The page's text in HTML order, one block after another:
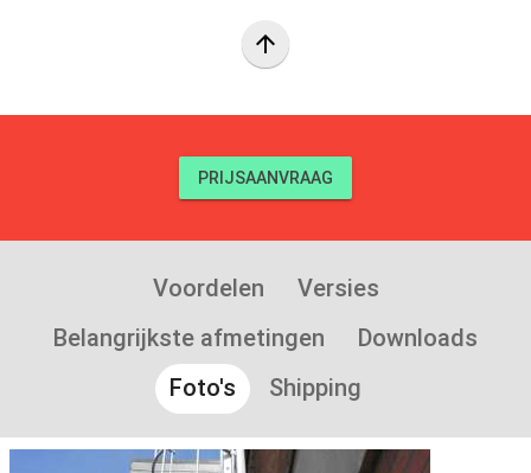
arrow_upward
PRIJSAANVRAAG
Voordelen
Versies
Belangrijkste afmetingen
Downloads
Foto's
Shipping